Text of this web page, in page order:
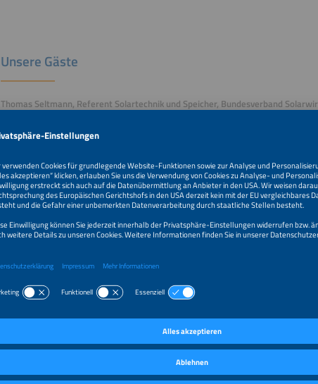
Unsere Gäste
Thomas Seltmann, Referent Solartechnik und Speicher, Bundesverband
beim Bundesverband Solarwirtschaft. Davor war er Referent Photovoltaik und
Prosumer bei der Verbraucherzentrale NRW und seit mehr als dreißig Jahren
Solarbranche tätig, u. a. als Dozent und Buchautor.
Christian Menke, Referent Politik & Solartechnik, Bundesverband
Als Referent für Politik und Solartechnik beim Bundesverband Solarwirtschaft
ist Christian Menke seit Dezember 2019 schwerpunktmäßig für Photovoltaik-
Themen zuständig. Zuvor war er knapp drei Jahre als Referent beim
Politikwissenschaft und Volkswirtschaftslehre an der Universität Göttingen,
Dr. Steffen Herz, Rechtsanwalt, von Bredow Valentin Herz Rechtsanwälte
Dr. Steffen Herz ist Rechtsanwalt und Partner bei von Bredow Valentin Herz
Rechtsanwälte in Berlin. Seine Beratungsschwerpunkte sind u.a. die Begleitung
von PV-Projekten, dezentralen Energie- und Mobilitätskonzepten sowie der
Tätigkeit als Rechtsanwalt hat er zahlreiche Fachaufsätze zum Energierecht
Vorträge.